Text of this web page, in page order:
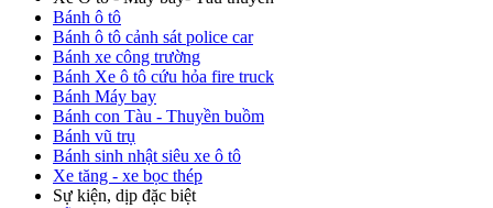
Bánh ô tô
Bánh ô tô cảnh sát police car
Bánh xe công trường
Bánh Xe ô tô cứu hỏa fire truck
Bánh Máy bay
Bánh con Tàu - Thuyền buồm
Bánh vũ trụ
Bánh sinh nhật siêu xe ô tô
Xe tăng - xe bọc thép
Sự kiện, dịp đặc biệt